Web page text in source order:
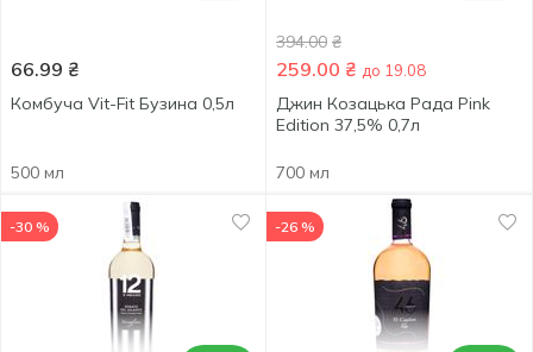
66.99 ₴
Комбуча Vit-Fit Бузина 0,5л
500 мл
394.00 ₴
259.00 ₴ до 19.08
Джин Козацька Рада Pink
Edition 37,5% 0,7л
700 мл
-30 % -26 %